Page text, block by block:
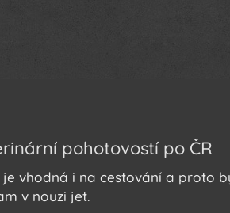
pohotovostí po ČR
vhodná i na cestování a proto
v nouzi jet.